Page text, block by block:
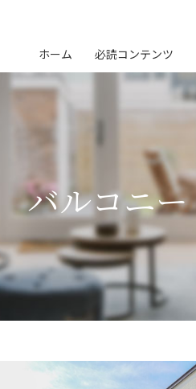
バルコニー
ホーム 必読コンテンツ